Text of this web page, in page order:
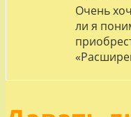
Очень
ли я